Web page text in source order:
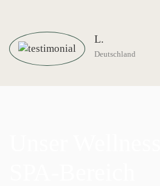
L.
Deutschland